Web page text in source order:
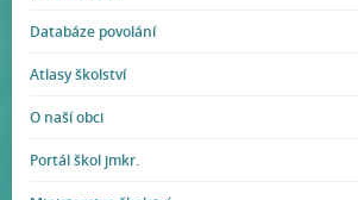
Databáze povolání
Atlasy školství
O naší obci
Portál škol jmkr.